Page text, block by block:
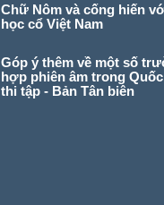
Chữ Nôm và cống hiến
học cổ Việt Nam
Góp ý thêm về một số
hợp phiên âm trong
thi tập - Bản Tân biên